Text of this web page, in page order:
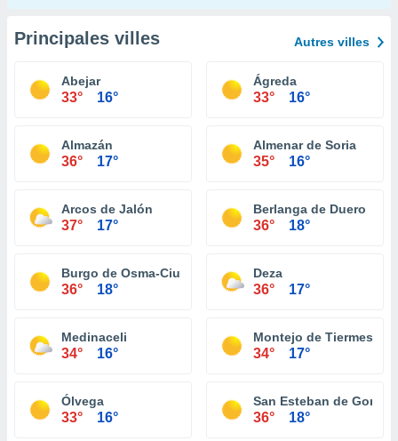
Principales villes Autres villes
Abejar
33° 16°
Ágreda
33° 16°
Almazán
36° 17°
Almenar de Soria
35° 16°
Arcos de Jalón
37° 17°
Berlanga de Duero
36° 18°
Burgo de Osma-Ciudad de Osma
36° 18°
Deza
36° 17°
Medinaceli
34° 16°
Montejo de Tiermes
34° 17°
Ólvega
33° 16°
San Esteban de Gormaz
36° 18°